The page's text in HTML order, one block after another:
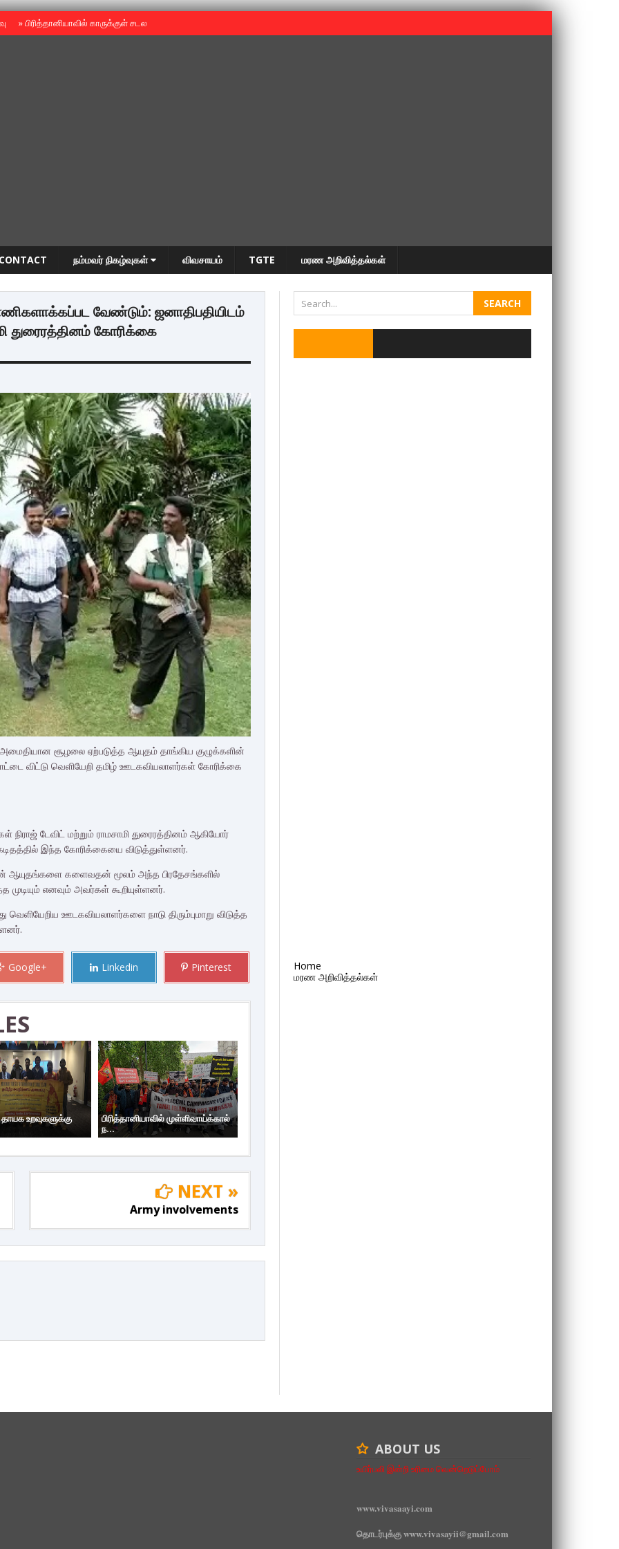
»பிரித்தானியாவில் காருக்குள் சடலம் -தமிழருடையதா ?
CONTACT நம்மவர் நிகழ்வுகள் விவசாயம் TGTE மரண அறிவித்தல்கள்
வேண்டும்: ஜனாதிபதியிடம்
துரைரத்தினம் கோரிக்கை
சூழலை ஏற்படுத்த ஆயுதம் தாங்கிய குழுக்களின்
விட்டு வெளியேறி தமிழ் ஊடகவியலாளர்கள் கோரிக்கை
நிராஜ் டேவிட் மற்றும் ராமசாமி துரைரத்தினம் ஆகியோர்
கடிதத்தில் இந்த கோரிக்கையை விடுத்துள்ளனர்.
ஆயுதங்களை களைவதன் மூலம் அந்த பிரதேசங்களில்
எனவும் அவர்கள் கூறியுள்ளனர்.
வெளியேறிய ஊடகவியலாளர்களை நாடு திரும்புமாறு விடுத்த
Google+ Linkedin Pinterest
தாயக உறவுகளுக்கு
பிரித்தானியாவில் முள்ளிவாய்க்கால்
ந...
NEXT »
Army involvements
Home
மரண அறிவித்தல்கள்
ABOUT US
உயிர்பலி இன்றி உரிமை வென்றெடுப்போம்
www.vivasaayi.com
தொடர்புக்கு www.vivasayii@gmail.com